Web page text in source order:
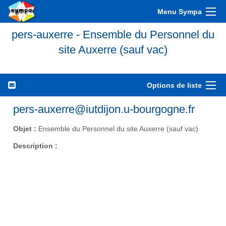
Menu Sympa
pers-auxerre - Ensemble du Personnel du
site Auxerre (sauf vac)
Options de liste
pers-auxerre@iutdijon.u-bourgogne.fr
Objet : Ensemble du Personnel du site Auxerre (sauf vac)
Description :